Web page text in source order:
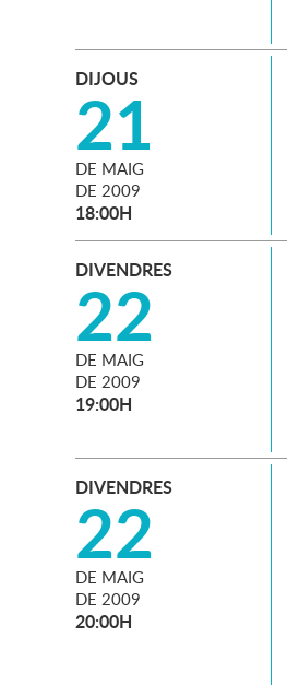
DIJOUS
21
DE MAIG
DE 2009
18:00H
DIVENDRES
22
DE MAIG
DE 2009
19:00H
DIVENDRES
22
DE MAIG
DE 2009
20:00H